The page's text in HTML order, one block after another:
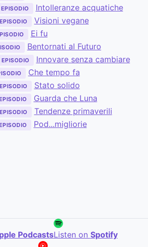
EPISODIO
Intolleranze acquatiche
EPISODIO
Visioni vegane
Ei fu
Bentornati al Futuro
EPISODIO
Innovare senza cambiare
Che tempo fa
EPISODIO
Stato solido
Guarda che Luna
EPISODIO
Tendenze primaverili
Pod...migliorie
PodcastsListen on Spotify